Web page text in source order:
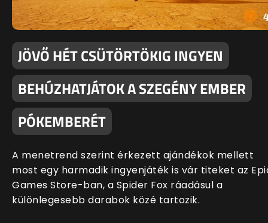
JÖVŐ HÉT CSÜTÖRTÖKIG INGYEN
BEHÚZHATJÁTOK A SZEGÉNY EMBER
PÓKEMBERÉT
A menetrend szerint érkezett ajándékok mellett
most egy harmadik ingyenjáték is vár titeket az
Games Store-ban, a Spider Fox ráadásul a
különlegesebb darabok közé tartozik.